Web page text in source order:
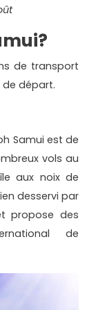
de transport
départ.
Samui est de
vols au
aux noix de
desservi par
propose des
de